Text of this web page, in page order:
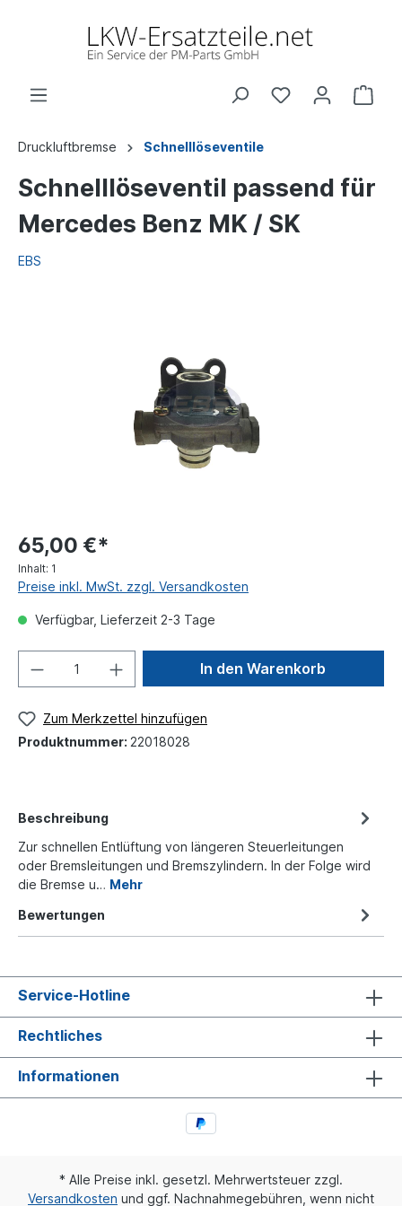
Druckluftbremse Schnelllöseventile
Schnelllöseventil passend für
Mercedes Benz MK / SK
EBS
65,00 €*
Inhalt: 1
Preise inkl. MwSt. zzgl. Versandkosten
Verfügbar, Lieferzeit 2-3 Tage
In den Warenkorb
Zum Merkzettel hinzufügen
Produktnummer: 22018028
Beschreibung
Zur schnellen Entlüftung von längeren Steuerleitungen
oder Bremsleitungen und Bremszylindern. In der Folge wird
die Bremse u… Mehr
Bewertungen
Service-Hotline
Rechtliches
Informationen
* Alle Preise inkl. gesetzl. Mehrwertsteuer zzgl.
Versandkosten und ggf. Nachnahmegebühren, wenn nicht